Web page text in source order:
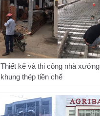
Thiết kế và thi công nhà xưởng
khung thép tiền chế